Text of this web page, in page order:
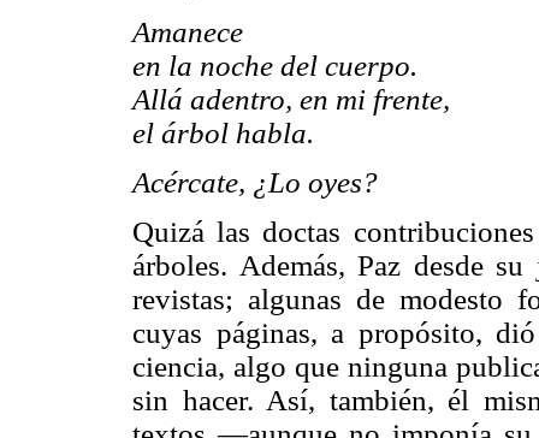
Amanece
en la noche del cuerpo.
Allá adentro, en mi frente,
el árbol habla.
Acércate, ¿Lo oyes?
Quizá las doctas
árboles. Además, Paz desde
revistas; algunas de modesto
cuyas páginas, a propósito,
ciencia, algo que ninguna
sin hacer. Así, también, él